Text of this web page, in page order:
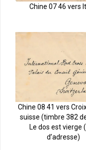
Chine 07 46 vers
Chine 08 41 vers
suisse (timbre 382
Le dos est vierge
d’adresse)